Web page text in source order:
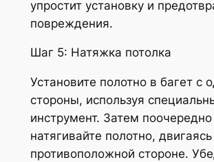
упростит установку и
повреждения.
Шаг 5: Натяжка потолка
Установите полотно в багет с
стороны, используя
инструмент. Затем поочередно
натягивайте полотно, двигаясь
противоположной стороне.